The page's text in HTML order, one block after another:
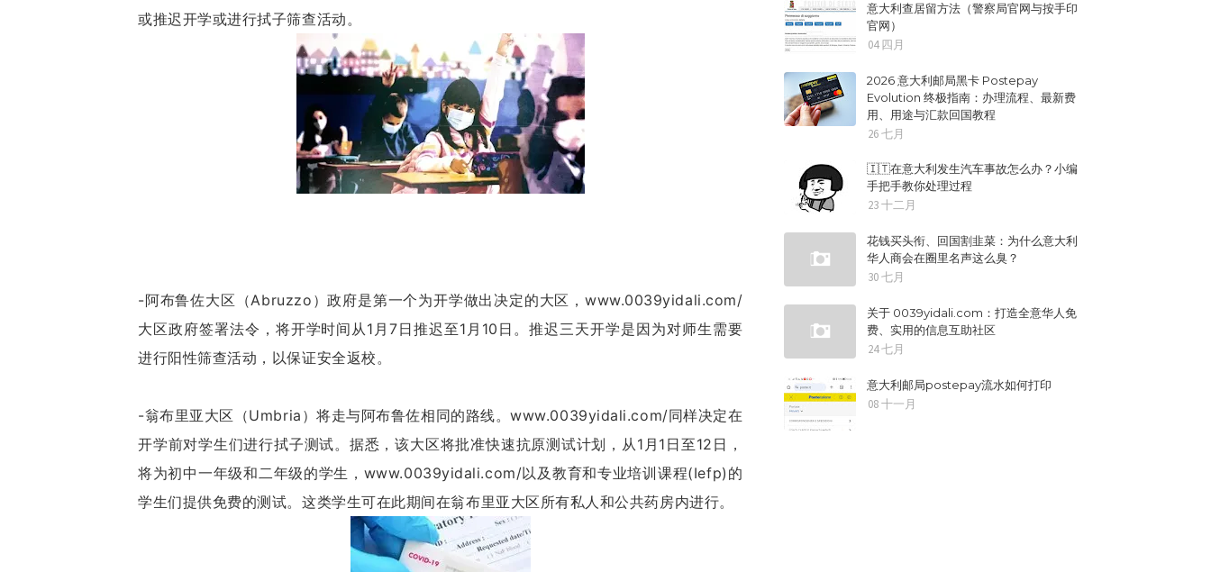
或推迟开学或进行拭子筛查活动。
-阿布鲁佐大区（Abruzzo）政府是第一个为开学做出决定的大区，www.0039yidali.com/
大区政府签署法令，将开学时间从1月7日推迟至1月10日。推迟三天开学是因为对师生需要
进行阳性筛查活动，以保证安全返校。
-翁布里亚大区（Umbria）将走与阿布鲁佐相同的路线。www.0039yidali.com/同样决定在
开学前对学生们进行拭子测试。据悉，该大区将批准快速抗原测试计划，从1月1日至12日，
将为初中一年级和二年级的学生，www.0039yidali.com/以及教育和专业培训课程(Iefp)的
学生们提供免费的测试。这类学生可在此期间在翁布里亚大区所有私人和公共药房内进行。
意大利查居留方法（警察局官网与按手印
官网）
04 四月
2026 意大利邮局黑卡 Postepay
Evolution 终极指南：办理流程、最新费
用、用途与汇款回国教程
26 七月
🇮🇹在意大利发生汽车事故怎么办？小编
手把手教你处理过程
23 十二月
花钱买头衔、回国割韭菜：为什么意大利
华人商会在圈里名声这么臭？
30 七月
关于 0039yidali.com：打造全意华人免
费、实用的信息互助社区
24 七月
意大利邮局postepay流水如何打印
08 十一月